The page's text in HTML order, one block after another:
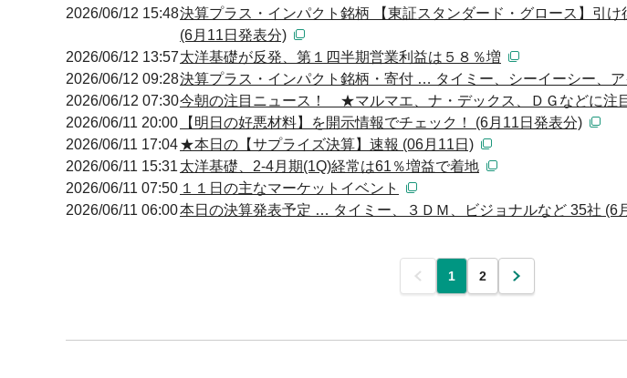
2026/06/12 15:48決算プラス・インパクト銘柄 【東証スタンダード・グロース】引
(6月11日発表分)
2026/06/12 13:57太洋基礎が反発、第１四半期営業利益は５８％増
2026/06/12 09:28決算プラス・インパクト銘柄・寄付 … タイミー、シーイーシー、
2026/06/12 07:30今朝の注目ニュース！ ★マルマエ、ナ・デックス、ＤＧなどに注
2026/06/11 20:00
【明日の好悪材料】を開示情報でチェック！ (6月11日発表分)
2026/06/11 17:04★本日の【サプライズ決算】速報 (06月11日)
2026/06/11 15:31 太洋基礎、2-4月期(1Q)経常は61％増益で着地
2026/06/11 07:50 １１日の主なマーケットイベント
2026/06/11 06:00本日の決算発表予定 … タイミー、３ＤＭ、ビジョナルなど 35社 (6
前 1 2 次